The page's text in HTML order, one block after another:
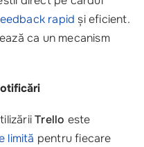
rapid și eficient.
ca un mecanism
Trello este
limită pentru fiecare